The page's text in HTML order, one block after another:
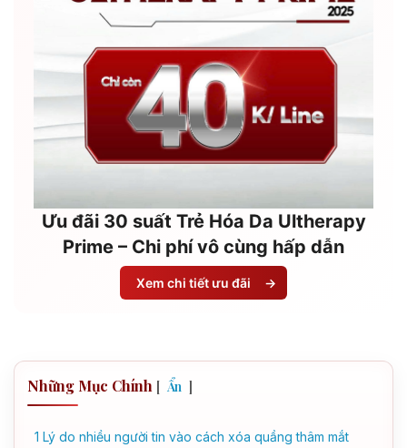
Ưu đãi 30 suất Trẻ Hóa Da Ultherapy
Prime – Chi phí vô cùng hấp dẫn
Xem chi tiết ưu đãi →
Những Mục Chính [ Ẩn ]
1 Lý do nhiều người tin vào cách xóa quầng thâm mắt